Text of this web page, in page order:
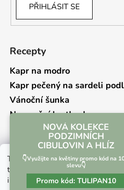
Tento web používá soubory
tohoto webu vyjadřujete souhlas
informacízde.
PŘIHLÁSIT SE
Recepty
Kapr na modro
Kapr pečený na sardeli
Vánoční šunka
Novoroční hrstkovka
Lehký bramborový salát s
kyselou okurkou
NOVÁ KOLEKCE
PODZIMNÍCH
CIBULOVIN A HLÍZ
👇Využijte na květiny promo kód na
slevu👇
Promo kód: TULIPAN10